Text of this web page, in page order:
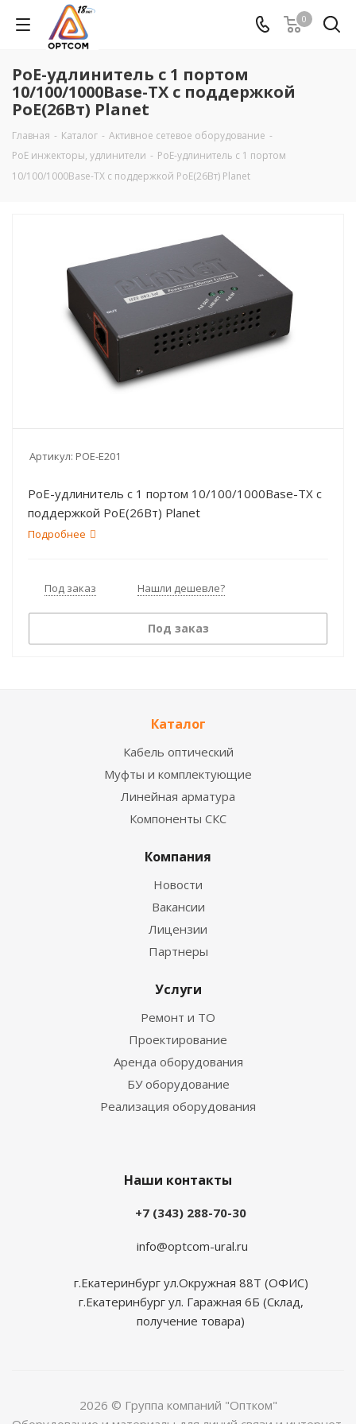
0
PoE-удлинитель c 1 портом
10/100/1000Base-TX с поддержкой
PoE(26Вт) Planet
Главная - Каталог - Активное сетевое оборудование -
PoE инжекторы, удлинители - PoE-удлинитель c 1 портом
10/100/1000Base-TX с поддержкой PoE(26Вт) Planet
Артикул: POE-E201
PoE-удлинитель c 1 портом 10/100/1000Base-TX с
поддержкой PoE(26Вт) Planet
Подробнее
Под заказ Нашли дешевле?
Под заказ
Каталог
Кабель оптический
Муфты и комплектующие
Линейная арматура
Компоненты СКС
Компания
Новости
Вакансии
Лицензии
Партнеры
Услуги
Ремонт и ТО
Проектирование
Аренда оборудования
БУ оборудование
Реализация оборудования
Наши контакты
+7 (343) 288-70-30
info@optcom-ural.ru
г.Екатеринбург ул.Окружная 88Т (ОФИС)
г.Екатеринбург ул. Гаражная 6Б (Склад,
получение товара)
2026 © Группа компаний "Оптком"